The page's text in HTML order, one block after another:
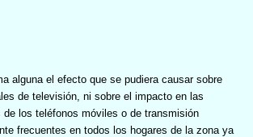
alguna el efecto que se pudiera causar sobre
de televisión, ni sobre el impacto en las
de los teléfonos móviles o de transmisión
frecuentes en todos los hogares de la zona ya